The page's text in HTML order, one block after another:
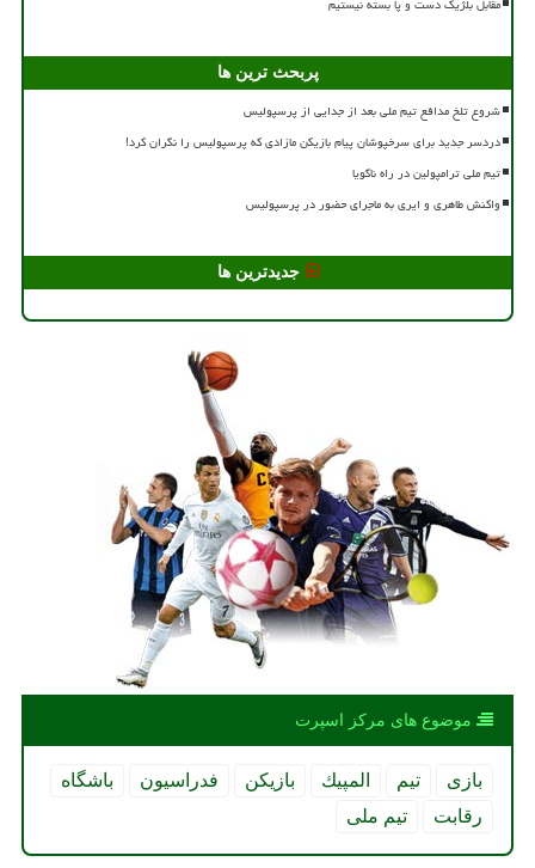
پربحث ترین ها
شروع تلخ مدافع تیم ملی بعد از جدایی از پرسپولیس
دردسر جدید برای سرخپوشان پیام بازیکن مازادی که پرسپولیس را نگران کرد!
تیم ملی ترامپولین در راه ناگویا
واکنش طاهری و ایری به ماجرای حضور در پرسپولیس
جدیدترین ها
موضوع های مركز اسپرت
بازی تیم المپیك بازیكن فدراسیون
باشگاه
رقابت
تیم ملی